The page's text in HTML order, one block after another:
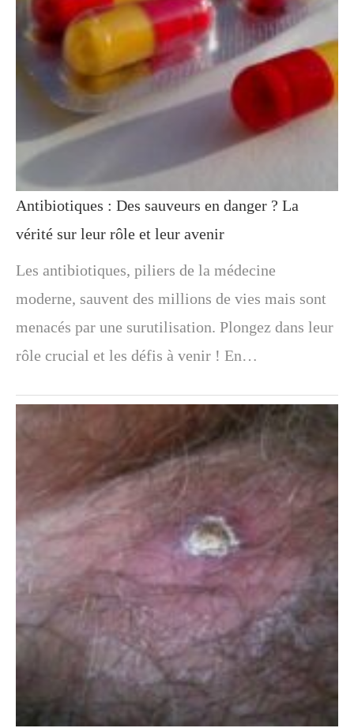
Antibiotiques : Des sauveurs en danger ? La
vérité sur leur rôle et leur avenir
Les antibiotiques, piliers de la médecine
moderne, sauvent des millions de vies mais sont
menacés par une surutilisation. Plongez dans leur
rôle crucial et les défis à venir ! En…